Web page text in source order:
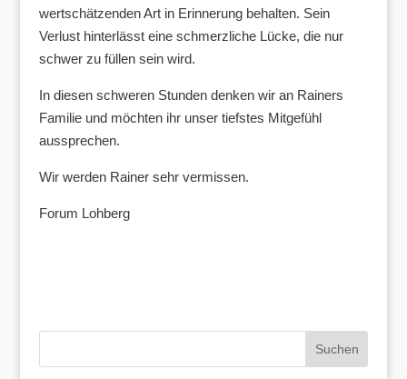
wertschätzenden Art in Erinnerung behalten. Sein
Verlust hinterlässt eine schmerzliche Lücke, die nur
schwer zu füllen sein wird.
In diesen schweren Stunden denken wir an Rainers
Familie und möchten ihr unser tiefstes Mitgefühl
aussprechen.
Wir werden Rainer sehr vermissen.
Forum Lohberg